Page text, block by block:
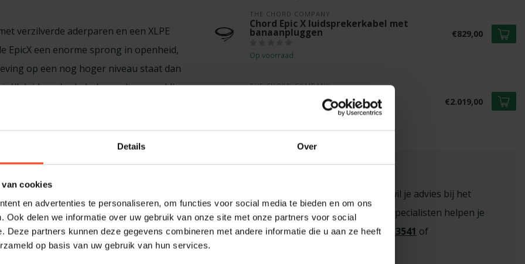
Details Over
van cookies
en advertenties te personaliseren, om functies voor social media te bieden en om ons
Ook delen we informatie over uw gebruik van onze site met onze partners voor social
Deze partners kunnen deze gegevens combineren met andere informatie die u aan ze heeft
op basis van uw gebruik van hun services.
verzilverde aderparen en een XLPE
EpicX een enorme sprong in openheid,
op een nog hoger niveau staat dan
XL luidsprekerkabels wordt zorgvuldig
garandeert de fabrikant het dat
de hoogste kwaliteitseisen.
connectie tussen luidspreker en
signaal uit de versterker met zo
stukje bekabeling tussen luidspreker en
en het realisme in de weergave.
en de hoge mate van detaillering,
THE CHORD COMPANY
Chord Epic X luidsprekerkabel met
banaanpluggen
Op voorraad
€829,00
THE CHORD COMPANY
Chord Signature XL €2.019,00
Heb je een vraag over een product of wil je advies bij het
maken van de juiste keuze? Onze hi-fi specialisten helpen je
graag. Neem contact op via +31 26 445 3541 of